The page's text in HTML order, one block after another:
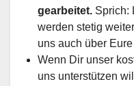
gearbeitet. Sprich:
werden stetig
uns auch über
Wenn Dir unser
uns unterstützen